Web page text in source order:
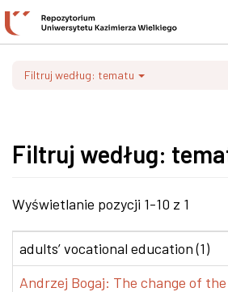
Filtruj według: tematu
Filtruj według:
Wyświetlanie pozycji 1-10 z 1
adults’ vocational education (1)
Andrzej Bogaj: The change of